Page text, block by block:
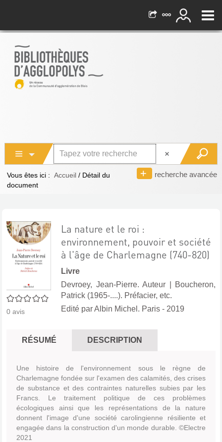
recherche avancée
Vous êtes ici : Accueil / Détail du
document
0/5
0 avis
La nature et le roi :
environnement, pouvoir et société
à l'âge de Charlemagne (740-820)
Livre
Devroey, Jean-Pierre. Auteur
Boucheron,
Patrick (1965-....). Préfacier, etc.
Edité parAlbin Michel. Paris - 2019
RÉSUMÉ DESCRIPTION
Une histoire de l'environnement sous le règne de
Charlemagne fondée sur l'examen des calamités, des crises
de substance et des contraintes naturelles subies par les
Francs. Le traitement politique de ces problèmes
écologiques ainsi que les représentations de la nature
donnent l'image d'une société carolingienne résiliente et
engagée dans la construction d'un monde durable. ©Electre
2021